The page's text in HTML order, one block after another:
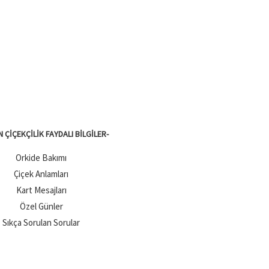
ÇIÇEKÇILIK FAYDALI BILGILER-
Orkide Bakımı
Çiçek Anlamları
Kart Mesajları
Özel Günler
Sıkça Sorulan Sorular